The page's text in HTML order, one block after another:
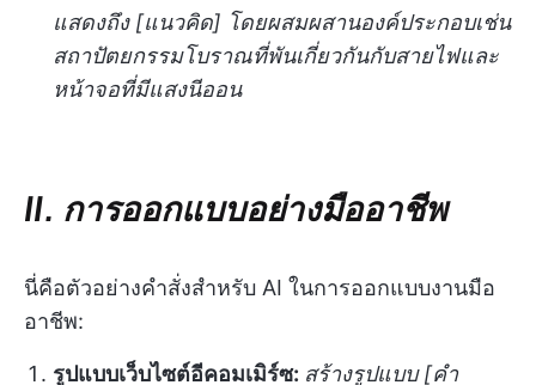
แสดงถึง [แนวคิด] โดยผสมผสานองค์ประกอบเช่น
สถาปัตยกรรมโบราณที่พันเกี่ยวกันกับสายไฟและ
หน้าจอที่มีแสงนีออน
II. การออกแบบอย่างมืออาชีพ
นี่คือตัวอย่างคำสั่งสำหรับ AI ในการออกแบบงานมือ
อาชีพ:
รูปแบบเว็บไซต์อีคอมเมิร์ซ: สร้างรูปแบบ [คำ